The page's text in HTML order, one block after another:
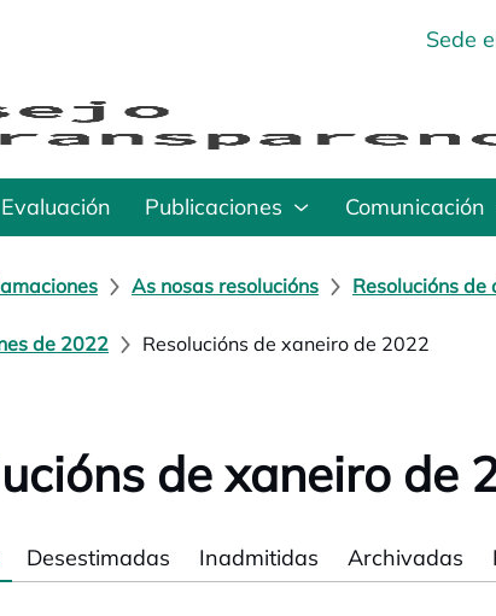
Sede
Evaluación Publicaciones Comunicación
As nosas resolucións Resolucións
de 2022 Resolucións de xaneiro de 2022
de xaneiro de
Desestimadas Inadmitidas Archivadas